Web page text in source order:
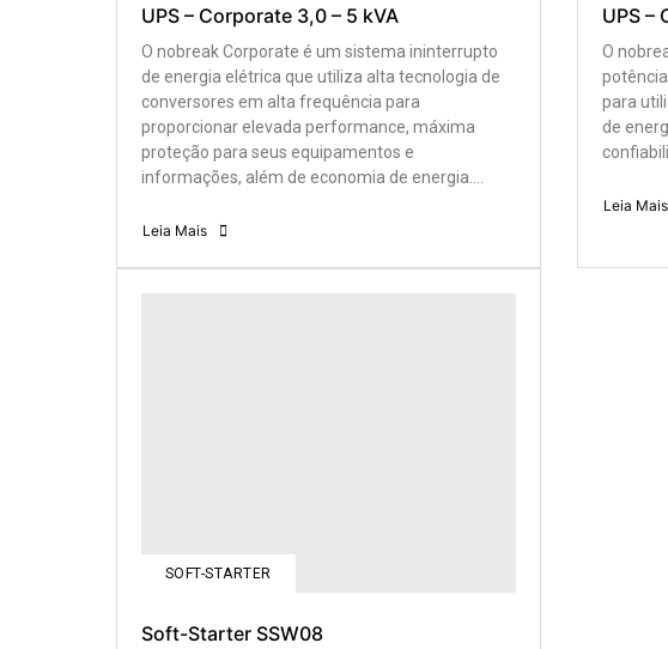
UPS – Corporate 3,0 – 5 kVA
O nobreak Corporate é um sistema ininterrupto
de energia elétrica que utiliza alta tecnologia de
conversores em alta frequência para
proporcionar elevada performance, máxima
proteção para seus equipamentos e
informações, além de economia de energia....
Leia Mais
UPS –
O
para
de
Leia Mais
SOFT-STARTER
Soft-Starter SSW08